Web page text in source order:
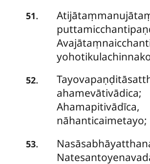
51.
52.
ahamevātivādica;
Ahamapitivādīca,
nāhanticaimetayo;
53.